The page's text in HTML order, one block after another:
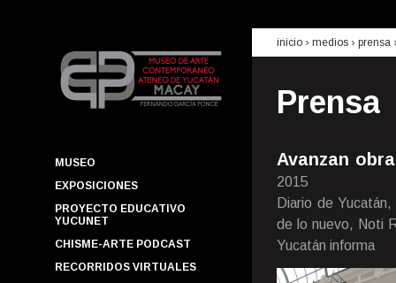
MUSEO
EXPOSICIONES
PROYECTO EDUCATIVO
YUCUNET
CHISME-ARTE PODCAST
RECORRIDOS VIRTUALES
inicio › medios › prensa
Prensa
Avanzan
2015
Diario de
de lo nuevo, Noti
Yucatán informa